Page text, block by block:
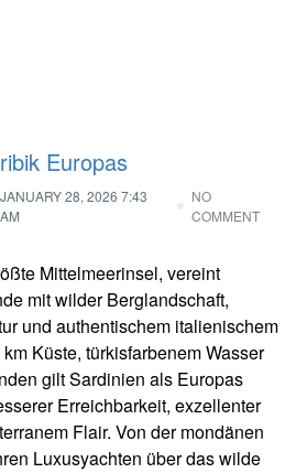
Europas
JANUARY 28, 2026 7:43
AM
NO
COMMENT
Mittelmeerinsel, vereint
mit wilder Berglandschaft,
und authentischem italienischem
Küste, türkisfarbenem Wasser
gilt Sardinien als Europas
Erreichbarkeit, exzellenter
Flair. Von der mondänen
Luxusyachten über das wilde